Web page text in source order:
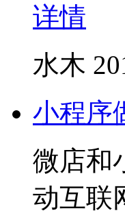
详情
水木
小程序
微店和
动互联